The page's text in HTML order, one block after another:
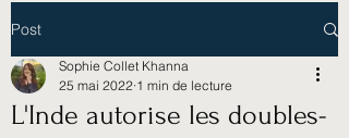
Post
L'Inde autorise les doubles-
Sophie Collet Khanna
25 mai 2022 1 min de lecture